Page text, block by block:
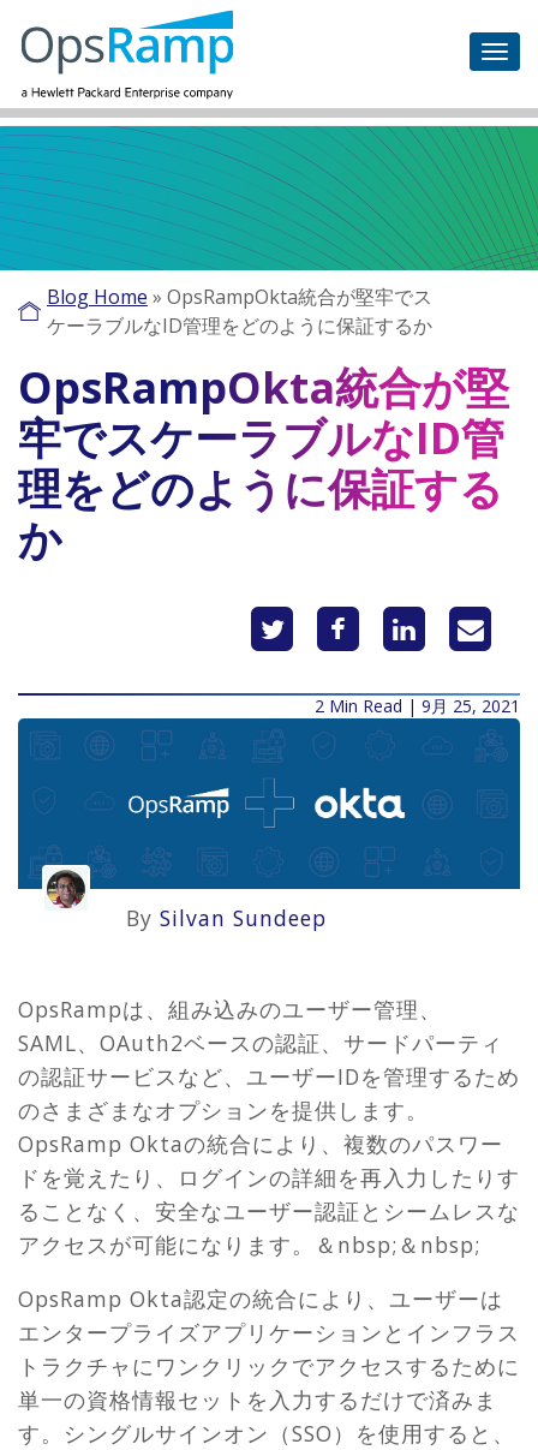
Blog Home » OpsRampOkta統合が堅牢でス
ケーラブルなID管理をどのように保証するか
OpsRampOkta統合が堅
牢でスケーラブルなID管
理をどのように保証する
か
2 Min Read | 9月 25, 2021
By Silvan Sundeep
OpsRampは、組み込みのユーザー管理、
SAML、OAuth2ベースの認証、サードパーティ
の認証サービスなど、ユーザーIDを管理するため
のさまざまなオプションを提供します。
OpsRamp Oktaの統合により、複数のパスワー
ドを覚えたり、ログインの詳細を再入力したりす
ることなく、安全なユーザー認証とシームレスな
アクセスが可能になります。＆nbsp;＆nbsp;
OpsRamp Okta認定の統合により、ユーザーは
エンタープライズアプリケーションとインフラス
トラクチャにワンクリックでアクセスするために
単一の資格情報セットを入力するだけで済みま
す。シングルサインオン（SSO）を使用すると、